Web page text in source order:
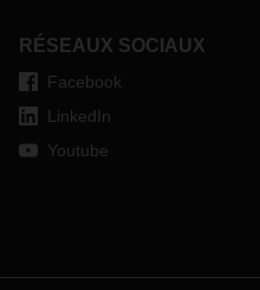
RÉSEAUX SOCIAUX
Facebook
LinkedIn
Youtube